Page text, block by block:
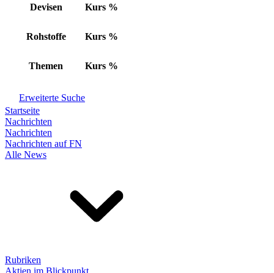
Devisen Kurs %
Rohstoffe Kurs %
Themen Kurs %
Erweiterte Suche
Startseite
Nachrichten
Nachrichten
Nachrichten auf FN
Alle News
Rubriken
Aktien im Blickpunkt